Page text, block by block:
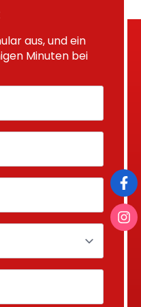
aus, und ein
Minuten bei